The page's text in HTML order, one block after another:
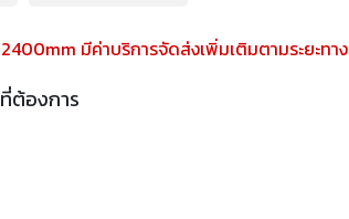
มีค่าบริการจัดส่งเพิ่มเติมตามระยะทาง
ต้องการ